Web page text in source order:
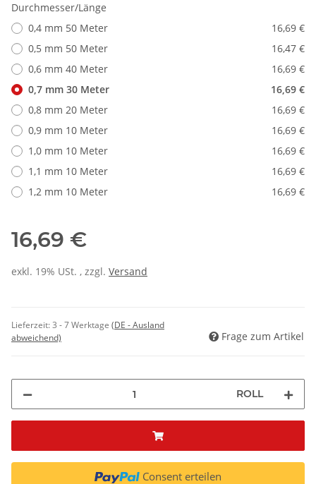
Durchmesser/Länge
0,4 mm 50 Meter
16,69 €
0,5 mm 50 Meter
16,47 €
0,6 mm 40 Meter
16,69 €
0,7 mm 30 Meter
16,69 €
0,8 mm 20 Meter
16,69 €
0,9 mm 10 Meter
16,69 €
1,0 mm 10 Meter
16,69 €
1,1 mm 10 Meter
16,69 €
1,2 mm 10 Meter
16,69 €
16,69 €
exkl. 19% USt. , zzgl. Versand
Lieferzeit:3 - 7 Werktage (DE - Ausland
abweichend)
Frage zum Artikel
ROLL
Consent erteilen